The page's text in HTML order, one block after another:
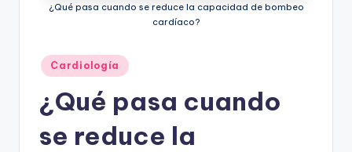
¿Qué pasa cuando se reduce la capacidad de bombeo
cardíaco?
Publicado
en
Cardiología
¿Qué pasa cuando
se reduce la